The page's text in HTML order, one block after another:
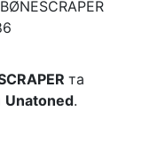
та
Unatoned.